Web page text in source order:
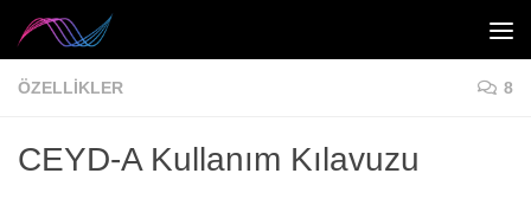
Skip to content
ÖZELLIKLER 8
CEYD-A Kullanım Kılavuzu